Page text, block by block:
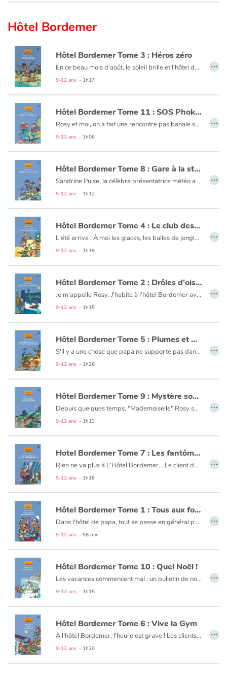
Hôtel Bordemer
Hôtel Bordemer Tome 3 : Héros zéro
En ce beau mois d'août, le soleil brille et l'hôtel de mon père est plein à craquer.
9-12 ans - 1h17
…
Hôtel Bordemer Tome 11 : SOS Phoky !
Rosy et moi, on a fait une rencontre pas banale sur la plage : un magnifique bébé phoque. La question s'est vite posée de savoir ce qu'on allait en faire. On a finalement décidé de le cacher et de le nourrir. Mais on était loin d'imaginer que ce phoque venait d'être volé au Parquatic.
9-12 ans - 1h06
…
Hôtel Bordemer Tome 8 : Gare à la star !
Sandrine Pulse, la célèbre présentatrice météo a réservé une chambre à l'hôtel Bordemer ! Quelqu'un d'aussi important, on n'en voit pas tous les jours ici. Et pour être une star, c'est une star, cette Sandrine Pulse ! On n'a pas été déçu. Une sacrée capricieuse, oui ! Mon copain Georges-Albert et moi, on a décidé de lui montrer ce que ça coûte de prendre des grands airs...
9-12 ans - 1h12
…
Hôtel Bordemer Tome 4 : Le club des pingouins
L'été arrive ! À moi les glaces, les balles de jonglage et le nouveau maillot de bain ! Sauf que pour tout ça, il faut des sous... Et mon grand-père ne me donne pas une miette d'argent de poche ! Alors, avec mon copain Georges-Albert, le fils du directeur de l'hôtel, on a décidé de s'occuper des enfants des clients. Pour une petite pièce ou deux...
9-12 ans - 1h18
…
Hôtel Bordemer Tome 2 : Drôles d'oiseaux
Je m'appelle Rosy. J'habite à l'hôtel Bordemer avec mon Grand-père, le jardinier.
9-12 ans - 1h15
…
Hôtel Bordemer Tome 5 : Plumes et poils à tous les étages
S'il y a une chose que papa ne supporte pas dans son hôtel, ce sont les animaux. Mais quand une cliente est arrivée avec un adorable petit chat dans les bras, je n'ai pas eu le courage de lui dire non. J'étais loin de me douter que suivraient un chien de chasse et un perroquet et qu'il allait falloir se surpasser pour faire s'entendre tout ce petit monde...
9-12 ans - 1h26
…
Hôtel Bordemer Tome 9 : Mystère sous terre
Depuis quelques temps, "Mademoiselle" Rosy se prend pour une championne, tout ça parce qu'elle participe à une compétition de natation !
9-12 ans - 1h13
…
Hotel Bordemer Tome 7 : Les fantômes de la chambre 13
Rien ne va plus à L'Hôtel Bordemer... Le client de la chambre 13 n'a pas fermé l'œil de la nuit : des bruits étranges l'ont empêché de dormir ! D'après Mme Simone, la cuisinière, c'est une affaire de fantôme. Mauvaise publicité pour l'hôtel... qui met mon père (le patron) de très mauvaise humeur. Rosy et moi, on a décidé - enfin, Rosy plus que moi - de tirer au clair cette histoire de fantôme !
9-12 ans - 1h16
…
Hôtel Bordemer Tome 1 : Tous aux fourneaux
Dans l'hôtel de papa, tout se passe en général pour le mieux. Mais il y a des jours où le monde s'écroule. C'est ce qui s'est passé lorsque Mme Simone, la cuisinière, est tombée malade et que papa a dû l'accompagner à l'hôpital, en me laissant sur les bras un problème de taille : préparer le déjeuner pour les clients...
9-12 ans - 58 min
…
Hôtel Bordemer Tome 10 : Quel Noël !
Les vacances commencent mal : un bulletin de notes minable, aucun cadeau en vue pour Noël et des exercices supplémentaires à faire chaque matin. En plus M. Bordemer, le père de mon copain Georges-Albert, a annoncé qu'il allait ouvrir l'hôtel pour les fêtes. Je sens qu'on n'est pas près de manger de la dinde !
9-12 ans - 1h15
…
Hôtel Bordemer Tome 6 : Vive la Gym
À l'hôtel Bordemer, l'heure est grave ! Les clients s'en vont de plus en plus tôt à la fin de la saison et M. Bordemer, le patron, ne sait pas très bien par quel moyen les retenir. Moi Rosy, comme je suis super-forte en gym, j'ai proposé qu'on organise des cours, un petit plus qui ferait toute la différence... Mais j'étais loin de me douter à quel point il allait y avoir du sport dans notre petit hôtel !
9-12 ans - 1h20
…